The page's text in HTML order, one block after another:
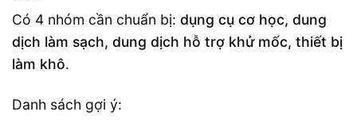
Có 4 nhóm cần chuẩn bị: dụng cụ cơ học, dung
dịch làm sạch, dung dịch hỗ trợ khử mốc, thiết bị
làm khô.
Danh sách gợi ý: